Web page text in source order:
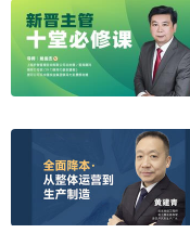
得不和別人或別的部
的障礙，不能積極主
的溝通、協作就可以
企業績效。
8、歸罪於外、推
工作進展過程中出現
諉於他人，卻很少檢